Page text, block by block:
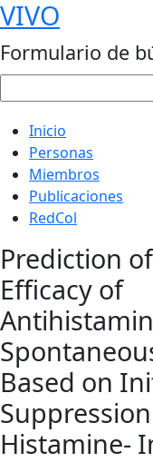
VIVO
Formulario de
Inicio
Personas
Miembros
Publicaciones
RedCol
Prediction
Efficacy of
Based on
Histamine-